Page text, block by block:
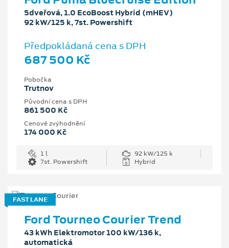
5dveřová, 1.0 EcoBoost Hybrid (mHEV)
92 kW/125 k, 7st. Powershift
Předpokládaná cena s DPH
687 500 Kč
Pobočka
Trutnov
Původní cena s DPH
861 500 Kč
Cenové zvýhodnění
174 000 Kč
1 l
92 kW/125 k
7st. Powershift
Hybrid
FAST LANE
Ford Tourneo Courier Trend
43 kWh Elektromotor 100 kW/136 k,
automatická